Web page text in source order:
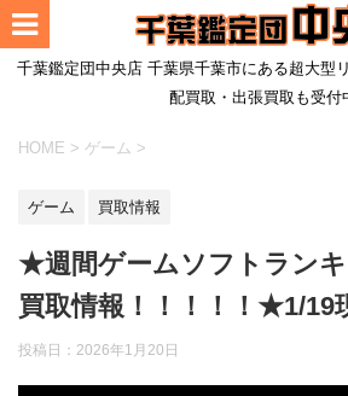
千葉鑑定団中央店 千葉県千葉市にある超大
配買取・出張買取も受付
HOME > ゲーム >
ゲーム 買取情報
★週間ゲームソフトラン
買取情報！！！！！★1/19
投稿日： 2026年1月20日